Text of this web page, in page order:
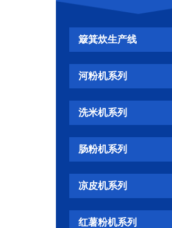
簸箕炊生产线
河粉机系列
洗米机系列
肠粉机系列
凉皮机系列
红薯粉机系列